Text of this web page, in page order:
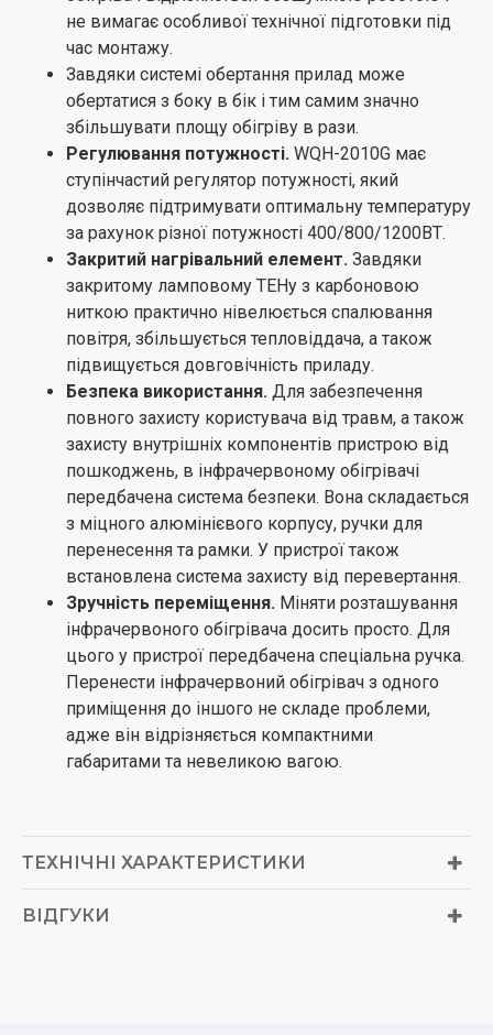
не вимагає особливої ​​технічної підготовки під
час монтажу.
Завдяки системі обертання прилад може
обертатися з боку в бік і тим самим значно
збільшувати площу обігріву в рази.
Регулювання потужності. WQH-2010G має
ступінчастий регулятор потужності, який
дозволяє підтримувати оптимальну температуру
за рахунок різної потужності 400/800/1200ВТ.
Закритий нагрівальний елемент. Завдяки
закритому ламповому ТЕНу з карбоновою
ниткою практично нівелюється спалювання
повітря, збільшується тепловіддача, а також
підвищується довговічність приладу.
Безпека використання. Для забезпечення
повного захисту користувача від травм, а також
захисту внутрішніх компонентів пристрою від
пошкоджень, в інфрачервоному обігрівачі
передбачена система безпеки. Вона складається
з міцного алюмінієвого корпусу, ручки для
перенесення та рамки. У пристрої також
встановлена ​​система захисту від перевертання.
Зручність переміщення. Міняти розташування
інфрачервоного обігрівача досить просто. Для
цього у пристрої передбачена спеціальна ручка.
Перенести інфрачервоний обігрівач з одного
приміщення до іншого не складе проблеми,
адже він відрізняється компактними
габаритами та невеликою вагою.
ТЕХНІЧНІ ХАРАКТЕРИСТИКИ
ВІДГУКИ